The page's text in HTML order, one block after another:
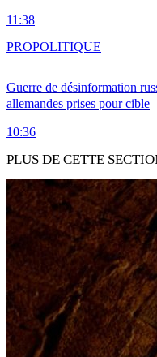
11:38
Guerre de désinformation
allemandes prises pour cible
10:36
PROPOLITIQUE
PLUS DE CETTE